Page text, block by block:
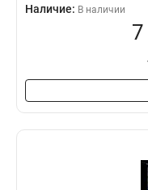
Наличие: В наличии